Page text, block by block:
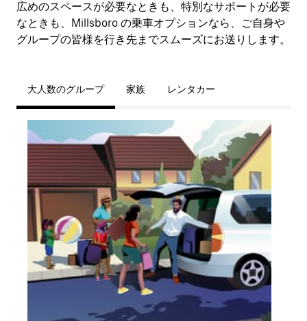
広めのスペースが必要なときも、特別なサポートが必要
なときも、Millsboro の乗車オプションなら、ご自身や
グループの皆様を行き先までスムーズにお送りします。
大人数のグループ 家族 レンタカー